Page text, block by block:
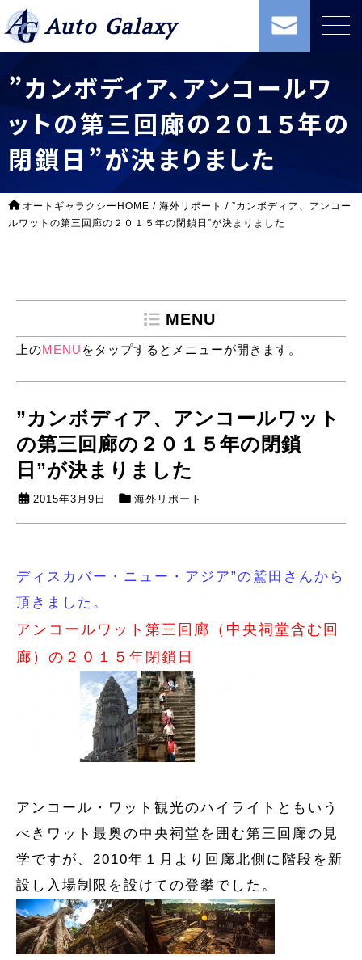
Auto Galaxy
”カンボディア、アンコールワ
ットの第三回廊の２０１５年の
閉鎖日”が決まりました
オートギャラクシーHOME / 海外リポート / ”カンボディア、アンコー
ルワットの第三回廊の２０１５年の閉鎖日”が決まりました
MENU
上のMENU をタップするとメニューが開きます。
”カンボディア、アンコールワット
の第三回廊の２０１５年の閉鎖
日”が決まりました
2015年3月9日 海外リポート
ディスカバー・ニュー・アジア”の鷲田さんから
頂きました。
アンコールワット第三回廊（中央祠堂含む回
廊）の２０１５年閉鎖日
アンコール・ワット観光のハイライトともいう
べきワット最奥の中央祠堂を囲む第三回廊の見
学ですが、2010年１月より回廊北側に階段を新
設し入場制限を設けての登攀でした。